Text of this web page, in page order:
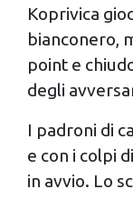
Koprivica
bianconero,
point e
degli
I padroni di
e con i colpi
in avvio. Lo